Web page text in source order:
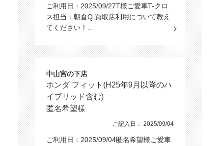
ご利用日：2025/09/27T様ご愛車T-クロ
ス担当：朝倉Q.買取店利用について教え
てください！…
中山宮の下店
ホンダ フィット(H25年9月以降のハ
イブリッド含む)
匿名希望様
ご記入日： 2025/09/04
ご利用日：2025/09/04匿名希望様ご愛車